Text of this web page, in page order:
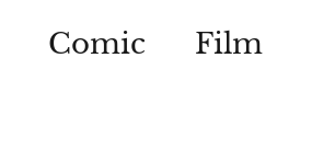
Comic Film